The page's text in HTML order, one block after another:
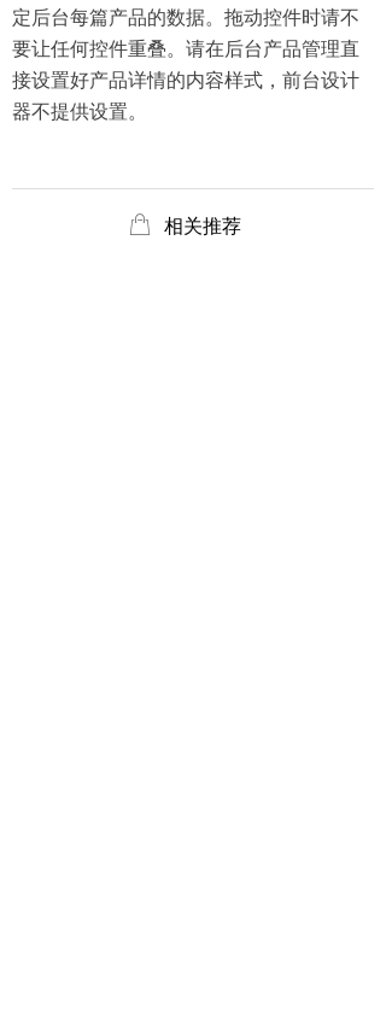
定后台每篇产品的数据。拖动控件时请不
要让任何控件重叠。请在后台产品管理直
接设置好产品详情的内容样式，前台设计
器不提供设置。
ꂆ 相关推荐